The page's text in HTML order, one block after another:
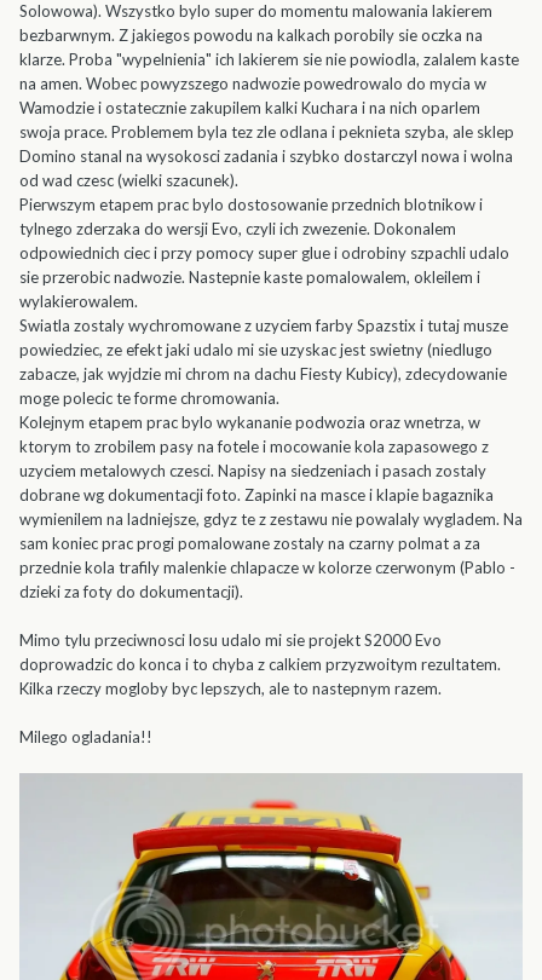
Solowowa). Wszystko bylo super do momentu malowania lakierem
bezbarwnym. Z jakiegos powodu na kalkach porobily sie oczka na
klarze. Proba "wypelnienia" ich lakierem sie nie powiodla, zalalem kaste
na amen. Wobec powyzszego nadwozie powedrowalo do mycia w
Wamodzie i ostatecznie zakupilem kalki Kuchara i na nich oparlem
swoja prace. Problemem byla tez zle odlana i peknieta szyba, ale sklep
Domino stanal na wysokosci zadania i szybko dostarczyl nowa i wolna
od wad czesc (wielki szacunek).
Pierwszym etapem prac bylo dostosowanie przednich blotnikow i
tylnego zderzaka do wersji Evo, czyli ich zwezenie. Dokonalem
odpowiednich ciec i przy pomocy super glue i odrobiny szpachli udalo
sie przerobic nadwozie. Nastepnie kaste pomalowalem, okleilem i
wylakierowalem.
Swiatla zostaly wychromowane z uzyciem farby Spazstix i tutaj musze
powiedziec, ze efekt jaki udalo mi sie uzyskac jest swietny (niedlugo
zabacze, jak wyjdzie mi chrom na dachu Fiesty Kubicy), zdecydowanie
moge polecic te forme chromowania.
Kolejnym etapem prac bylo wykananie podwozia oraz wnetrza, w
ktorym to zrobilem pasy na fotele i mocowanie kola zapasowego z
uzyciem metalowych czesci. Napisy na siedzeniach i pasach zostaly
dobrane wg dokumentacji foto. Zapinki na masce i klapie bagaznika
wymienilem na ladniejsze, gdyz te z zestawu nie powalaly wygladem. Na
sam koniec prac progi pomalowane zostaly na czarny polmat a za
przednie kola trafily malenkie chlapacze w kolorze czerwonym (Pablo -
dzieki za foty do dokumentacji).
Mimo tylu przeciwnosci losu udalo mi sie projekt S2000 Evo
doprowadzic do konca i to chyba z calkiem przyzwoitym rezultatem.
Kilka rzeczy mogloby byc lepszych, ale to nastepnym razem.
Milego ogladania!!